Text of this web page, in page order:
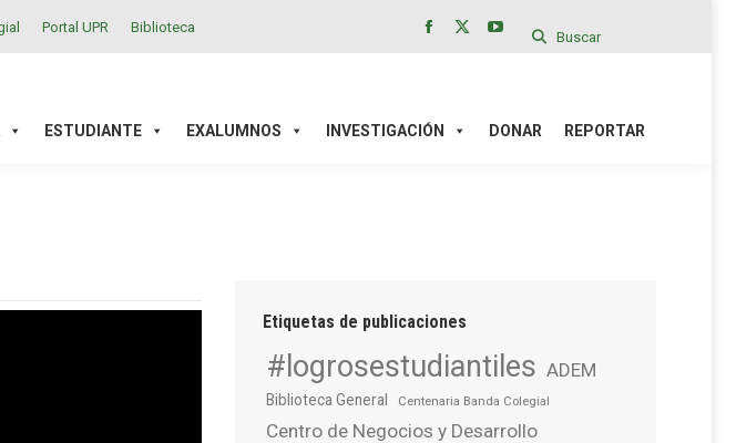
Portal UPR Biblioteca
in
in
YouTube
in
Buscar
ESTUDIANTE EXALUMNOS INVESTIGACIÓN DONAR REPORTAR
Etiquetas de publicaciones
#logrosestudiantiles ADEM
Biblioteca General Centenaria Banda Colegial
Centro de Negocios y Desarrollo